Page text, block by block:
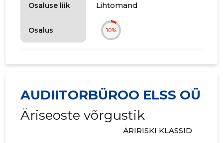
Osaluse liik
Osalus
Lihtomand
10%
AUDIITORBÜROO ELSS OÜ
Äriseoste võrgustik
ÄRIRISKI KLASSID